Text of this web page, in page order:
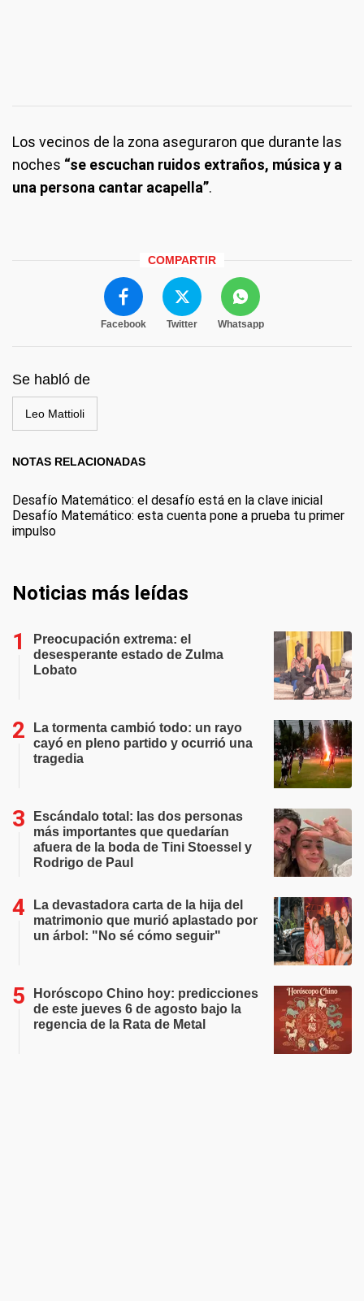
Los vecinos de la zona aseguraron que durante las
noches “se escuchan ruidos extraños, música y a
una persona cantar acapella”.
COMPARTIR
Facebook Twitter Whatsapp
Se habló de
Leo Mattioli
NOTAS RELACIONADAS
Desafío Matemático: el desafío está en la clave inicial
Desafío Matemático: esta cuenta pone a prueba tu primer
impulso
Noticias más leídas
Preocupación extrema: el
desesperante estado de Zulma
Lobato
La tormenta cambió todo: un rayo
cayó en pleno partido y ocurrió una
tragedia
Escándalo total: las dos personas
más importantes que quedarían
afuera de la boda de Tini Stoessel y
Rodrigo de Paul
La devastadora carta de la hija del
matrimonio que murió aplastado por
un árbol: "No sé cómo seguir"
Horóscopo Chino hoy: predicciones
de este jueves 6 de agosto bajo la
regencia de la Rata de Metal